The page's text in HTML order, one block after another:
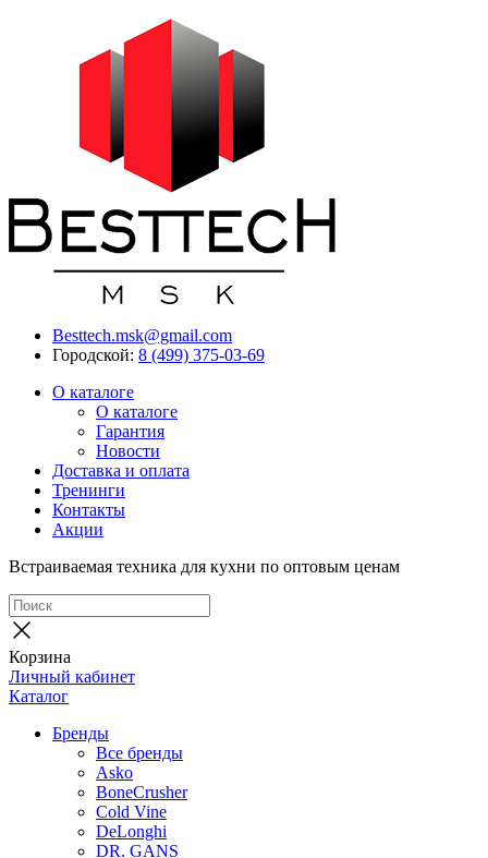
Besttech.msk@gmail.com
Городской: 8 (499) 375-03-69
О каталоге
О каталоге
Гарантия
Новости
Доставка и оплата
Тренинги
Контакты
Акции
Встраиваемая техника для кухни по оптовым ценам
Корзина
Личный кабинет
Каталог
Бренды
Все бренды
Asko
BoneCrusher
Cold Vine
DeLonghi
DR. GANS